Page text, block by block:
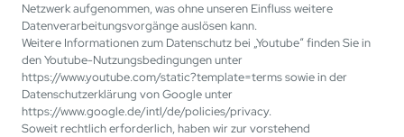
Netzwerk aufgenommen, was ohne unseren Einfluss weitere
Datenverarbeitungsvorgänge auslösen kann.
Weitere Informationen zum Datenschutz bei „Youtube“ finden Sie in
den Youtube-Nutzungsbedingungen unter
https://www.youtube.com/static?template=terms sowie in der
Datenschutzerklärung von Google unter
https://www.google.de/intl/de/policies/privacy.
Soweit rechtlich erforderlich, haben wir zur vorstehend